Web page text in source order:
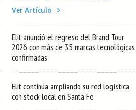
Ver Artículo
Elit anunció el regreso del Brand Tour
2026 con más de 35 marcas tecnológicas
confirmadas
Elit continúa ampliando su red logística
con stock local en Santa Fe